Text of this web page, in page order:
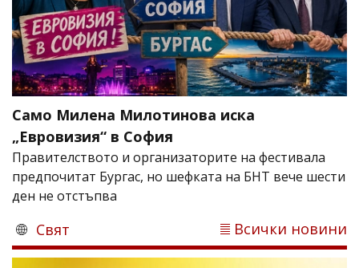
Само Милена Милотинова иска
„Евровизия“ в София
Правителството и организаторите на фестивала
предпочитат Бургас, но шефката на БНТ вече шести
ден не отстъпва
Свят Всички новини